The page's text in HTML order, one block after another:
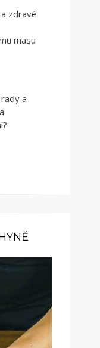
zdravé
masu
a